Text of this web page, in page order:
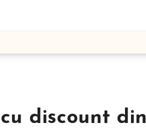
discount din